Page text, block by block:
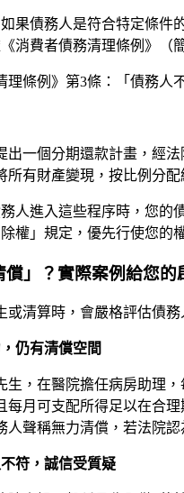
如果債務人是符合特定條件
消費者債務清理條例》（
理條例》第3條：「債務
出一個分期還款計畫，經
所有財產變現，按比例分
務人進入這些程序時，您的
權」規定，優先行使您的
」？實際案例給您的
或清算時，會嚴格評估債務
仍有清償空間
生，在醫院擔任病房助理
每月可支配所得足以在合
人聲稱無力清償，若法院
符，誠信受質疑